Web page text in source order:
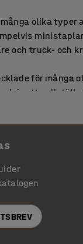
olika typer
och truck- och
för många
ett pallställ,
lita på vår
riktigt
lyft av
utrustning kan
ett mångsidigt
kan hantera